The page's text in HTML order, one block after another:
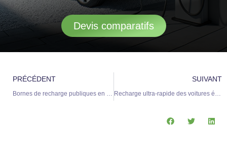
Devis comparatifs
Précédent
PRÉCÉDENT
Bornes de recharge publiques en France : pénurie réelle ou idée reçue ?
SUIVANT
Recharge ultra-rapide des voitures électriques en heures de pointe en France : un défi source de frustration